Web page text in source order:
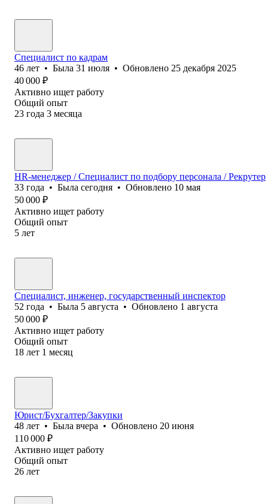
Специалист по кадрам
46 лет • Была 31 июля • Обновлено 25 декабря 2025
40 000 ₽
Активно ищет работу
Общий опыт
23 года 3 месяца
HR-менеджер / Специалист по подбору персонала / Рекрутер
33 года • Была сегодня • Обновлено 10 мая
50 000 ₽
Активно ищет работу
Общий опыт
5 лет
Специалист, инженер, государственный инспектор
52 года • Была 5 августа • Обновлено 1 августа
50 000 ₽
Активно ищет работу
Общий опыт
18 лет 1 месяц
Юрист/Бухгалтер/Закупки
48 лет • Была вчера • Обновлено 20 июня
110 000 ₽
Активно ищет работу
Общий опыт
26 лет